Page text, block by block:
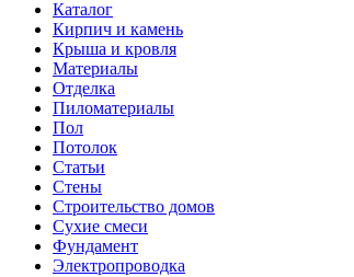
Каталог
Кирпич и камень
Крыша и кровля
Материалы
Отделка
Пиломатериалы
Пол
Потолок
Статьи
Стены
Строительство домов
Сухие смеси
Фундамент
Электропроводка